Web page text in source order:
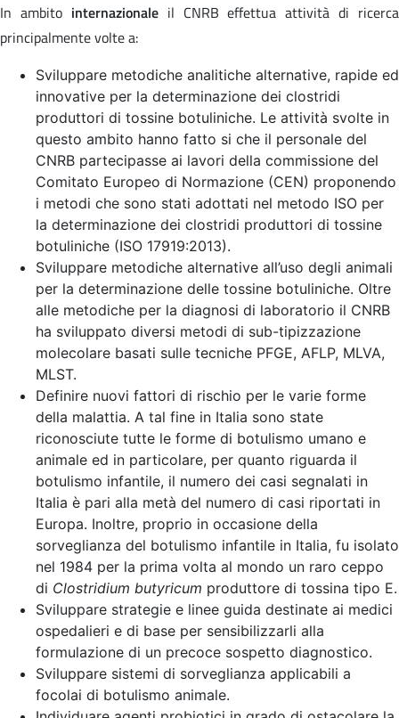
In ambito internazionaleil CNRB effettua attività di ricerca
principalmente volte a:
Sviluppare metodiche analitiche alternative, rapide ed
innovative per la determinazione dei clostridi
produttori di tossine botuliniche. Le attività svolte in
questo ambito hanno fatto si che il personale del
CNRB partecipasse ai lavori della commissione del
Comitato Europeo di Normazione (CEN) proponendo
i metodi che sono stati adottati nel metodo ISO per
la determinazione dei clostridi produttori di tossine
botuliniche (ISO 17919:2013).
Sviluppare metodiche alternative all’uso degli animali
per la determinazione delle tossine botuliniche. Oltre
alle metodiche per la diagnosi di laboratorio il CNRB
ha sviluppato diversi metodi di sub-tipizzazione
molecolare basati sulle tecniche PFGE, AFLP, MLVA,
MLST.
Definire nuovi fattori di rischio per le varie forme
della malattia. A tal fine in Italia sono state
riconosciute tutte le forme di botulismo umano e
animale ed in particolare, per quanto riguarda il
botulismo infantile, il numero dei casi segnalati in
Italia è pari alla metà del numero di casi riportati in
Europa. Inoltre, proprio in occasione della
sorveglianza del botulismo infantile in Italia, fu isolato
nel 1984 per la prima volta al mondo un raro ceppo
di Clostridium butyricum produttore di tossina tipo E.
Sviluppare strategie e linee guida destinate ai medici
ospedalieri e di base per sensibilizzarli alla
formulazione di un precoce sospetto diagnostico.
Sviluppare sistemi di sorveglianza applicabili a
focolai di botulismo animale.